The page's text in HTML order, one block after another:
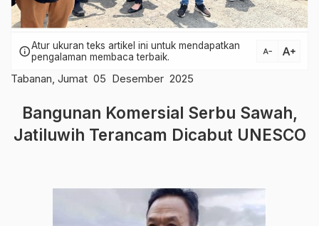
infoAtur ukuran teks artikel ini untuk mendapatkan
pengalaman membaca terbaik.
text_decrease text_increase
Tabanan, Jumat 05 Desember 2025
Bangunan Komersial Serbu Sawah,
Jatiluwih Terancam Dicabut UNESCO